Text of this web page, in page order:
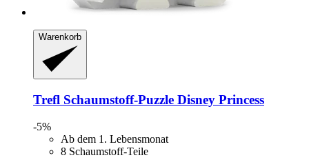
Warenkorb
Trefl Schaumstoff-​Puzzle Disney Princess
-5%
Ab dem 1. Lebensmonat
8 Schaumstoff-Teile